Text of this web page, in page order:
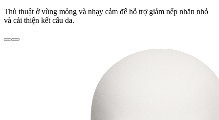
Thủ thuật ở vùng mỏng và nhạy cảm để hỗ trợ giảm nếp nhăn nhỏ
và cải thiện kết cấu da.